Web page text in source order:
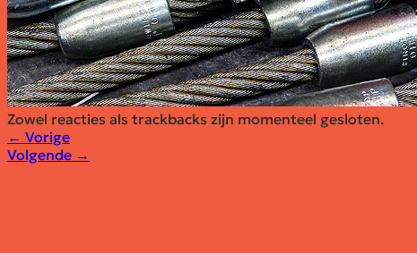
Zowel reacties als trackbacks zijn momenteel gesloten.
← Vorige
Volgende →